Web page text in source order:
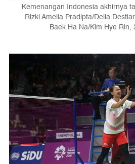
Kemenangan Indonesia akhirnya
Rizki Amelia Pradipta/Della
Baek Ha Na/Kim Hye